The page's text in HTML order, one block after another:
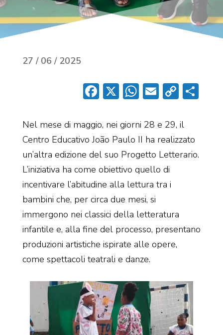
27 / 06 / 2025
Facebook
X WhatsApp
Email
Copy
Nel mese di maggio, nei giorni 28 e 29, il
Centro Educativo João Paulo II ha realizzato
un’altra edizione del suo Progetto Letterario.
L’iniziativa ha come obiettivo quello di
incentivare l’abitudine alla lettura tra i
bambini che, per circa due mesi, si
immergono nei classici della letteratura
infantile e, alla fine del processo, presentano
produzioni artistiche ispirate alle opere,
come spettacoli teatrali e danze.